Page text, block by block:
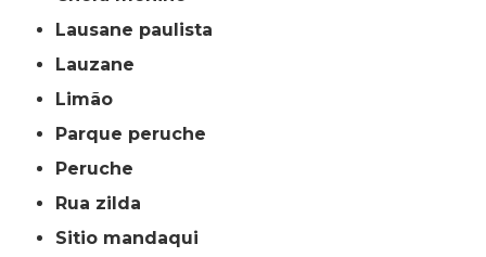
lausane paulista
lauzane
limão
parque peruche
peruche
rua zilda
sitio mandaqui